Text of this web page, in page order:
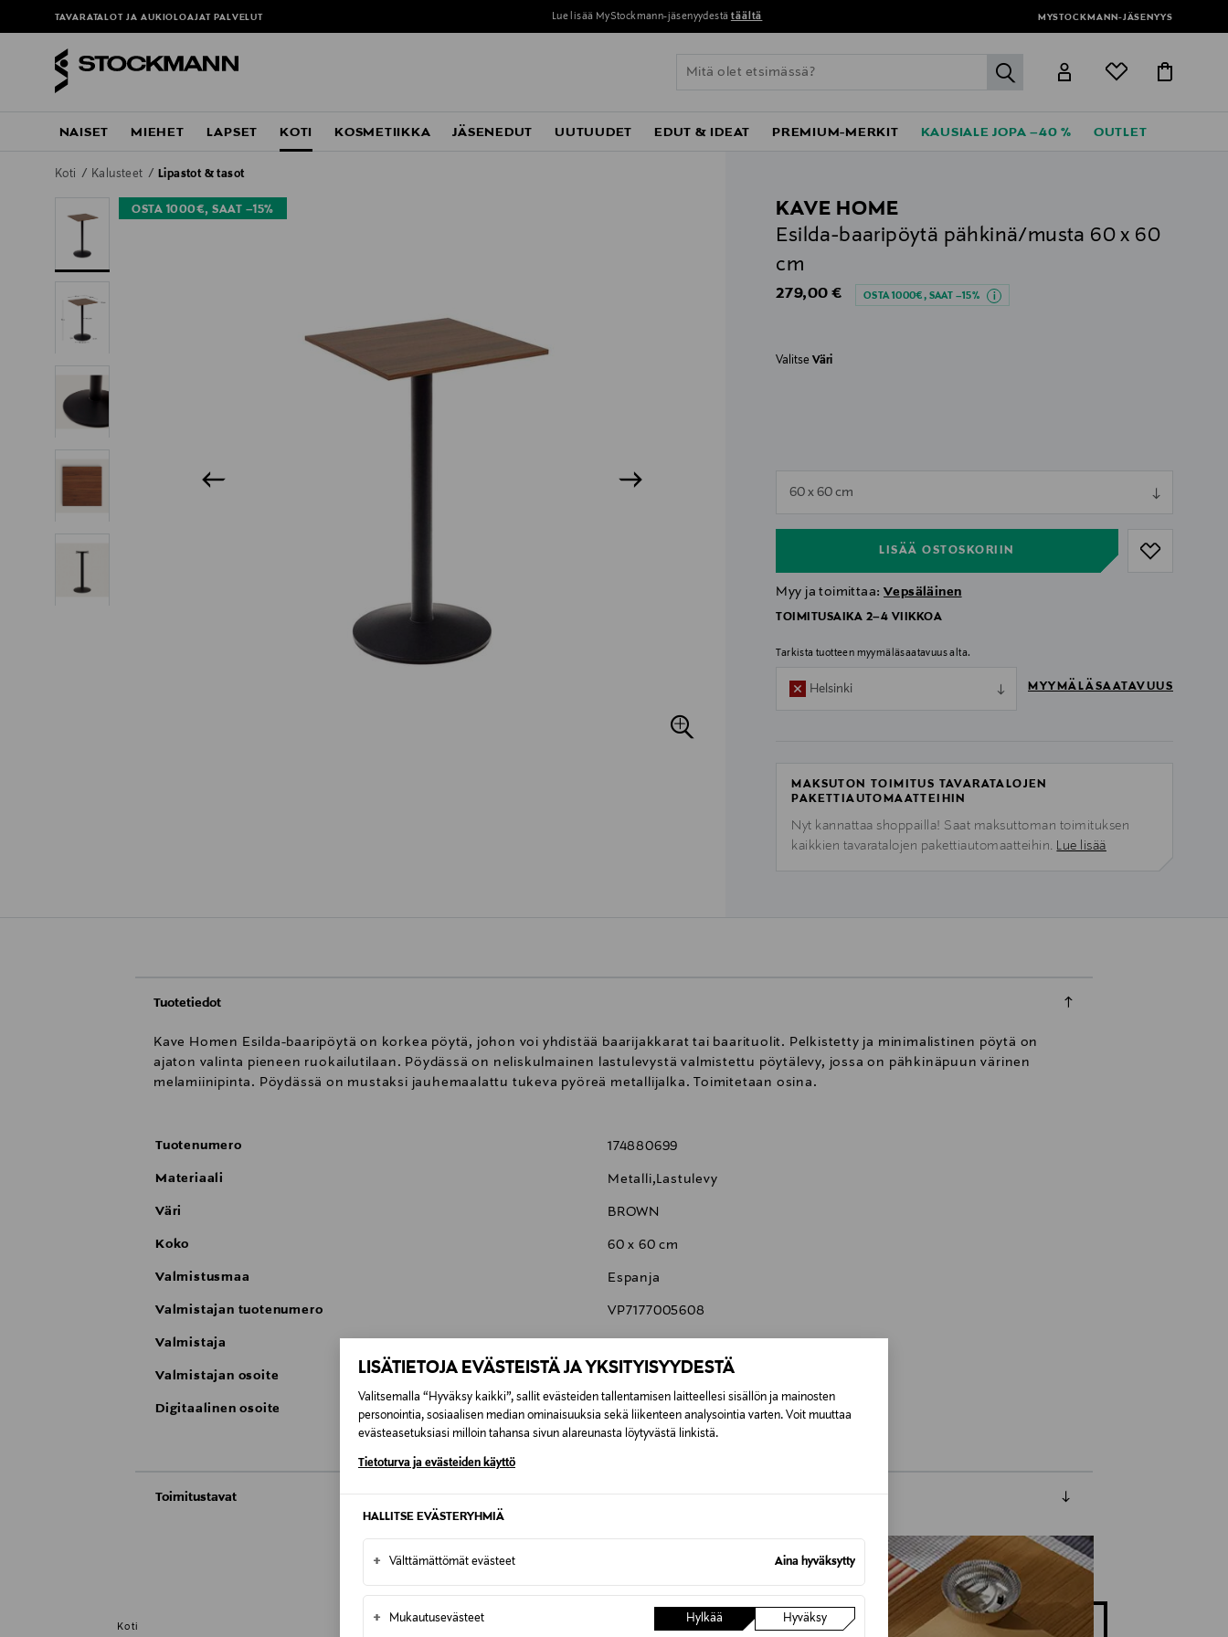
LISÄTIETOJA EVÄSTEISTÄ JA YKSITYISYYDESTÄ
Valitsemalla “Hyväksy kaikki”, sallit evästeiden tallentamisen laitteellesi sisällön ja mainosten
personointia, sosiaalisen median ominaisuuksia sekä liikenteen analysointia varten. Voit muuttaa
evästeasetuksiasi milloin tahansa sivun alareunasta löytyvästä linkistä.
Tietoturva ja evästeiden käyttö
HALLITSE EVÄSTERYHMIÄ
+ Välttämättömät evästeet Aina hyväksytty
+ Mukautusevästeet Hylkää Hyväksy
TAVARATALOT JA AUKIOLOAJAT PALVELUT Lue lisää MyStockmann-jäsenyydestä täältä MYSTOCKMANN-JÄSENYYS
label.header.go
NAISET MIEHET LAPSET KOTI KOSMETIIKKA JÄSENEDUT UUTUUDET EDUT & IDEAT PREMIUM-MERKIT KAUSIALE JOPA –40 % OUTLET
Koti Kalusteet Lipastot & tasot
OSTA 1000€, SAAT –15%
KAVE HOME
Esilda-baaripöytä pähkinä/musta 60 x 60
cm
Original Price
279,00 € OSTA 1000€, SAAT –15%
ValitseVäri
60 x 60 cm
LISÄÄ OSTOSKORIIN
null
Myy ja toimittaa: Vepsäläinen
TOIMITUSAIKA 2–4 VIIKKOA
Tarkista tuotteen myymäläsaatavuus alta.
Helsinki MYYMÄLÄSAATAVUUS
MAKSUTON TOIMITUS TAVARATALOJEN
PAKETTIAUTOMAATTEIHIN
Nyt kannattaa shoppailla! Saat maksuttoman toimituksen
kaikkien tavaratalojen pakettiautomaatteihin. Lue lisää
Tuotetiedot
Kave Homen Esilda-baaripöytä on korkea pöytä, johon voi yhdistää baarijakkarat tai baarituolit. Pelkistetty ja minimalistinen pöytä on
ajaton valinta pieneen ruokailutilaan. Pöydässä on neliskulmainen lastulevystä valmistettu pöytälevy, jossa on pähkinäpuun värinen
melamiinipinta. Pöydässä on mustaksi jauhemaalattu tukeva pyöreä metallijalka. Toimitetaan osina.
Tuotenumero 174880699
Materiaali Metalli,Lastulevy
Väri BROWN
Koko 60 x 60 cm
Valmistusmaa Espanja
Valmistajan tuotenumero VP7177005608
Valmistaja
Valmistajan osoite C/ Tallers, 14, 17410 Sils, Girona, Spain
Digitaalinen osoite cliente@kavehome.com
Toimitustavat
Koti